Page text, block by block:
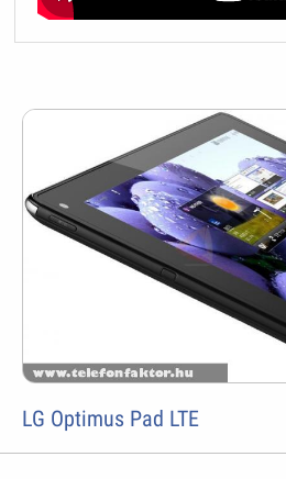
LG Optimus Pad LTE